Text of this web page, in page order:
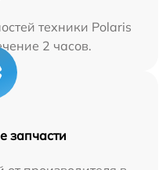
техники Polaris
2 часов.
запчасти